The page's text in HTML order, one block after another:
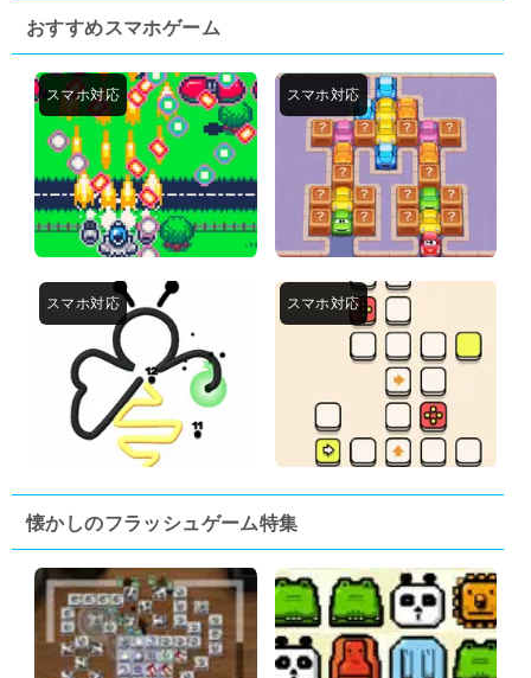
おすすめスマホゲーム
懐かしのフラッシュゲーム特集